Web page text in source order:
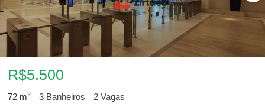
R$5.500
72 m2 3 Banheiros 2 Vagas